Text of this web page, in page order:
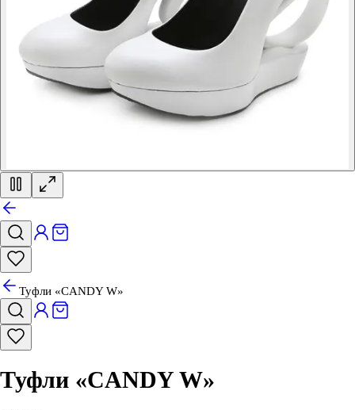
Туфли «CANDY W»
Туфли «CANDY W»